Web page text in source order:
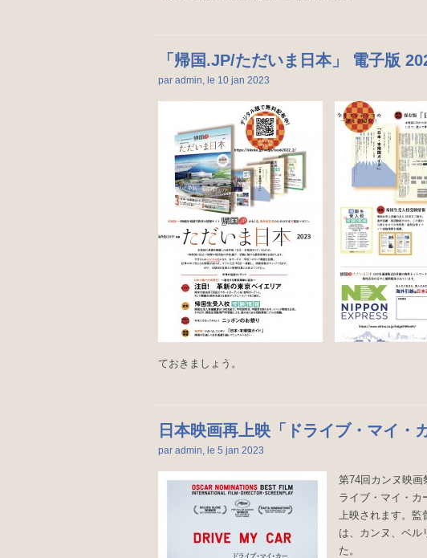
「帰国.JP/ただいま日本」 電子版
par admin, le 10 jan 2023
ておきましょう。
日本映画再上映「ドライブ・マイ・
par admin, le 5 jan 2023
第74回カンヌ映画
ライブ・マイ・カ
上映されます。監
は、カンヌ、ベル
た。